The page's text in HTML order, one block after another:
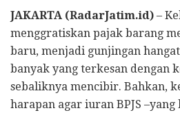
JAKARTA (RadarJatim.id) –
menggratiskan pajak barang
baru, menjadi gunjingan
banyak yang terkesan dengan
sebaliknya mencibir. Bahkan,
harapan agar iuran BPJS